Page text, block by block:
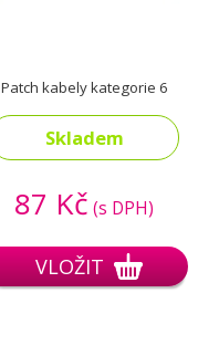
Patch kabely kategorie 6
Skladem
87 Kč (s DPH)
VLOŽIT